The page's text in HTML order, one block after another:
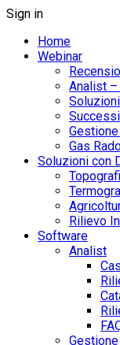
Sign in
Home
Webinar
Analist
Gas
Soluzioni con
Rilievo
Software
Analist